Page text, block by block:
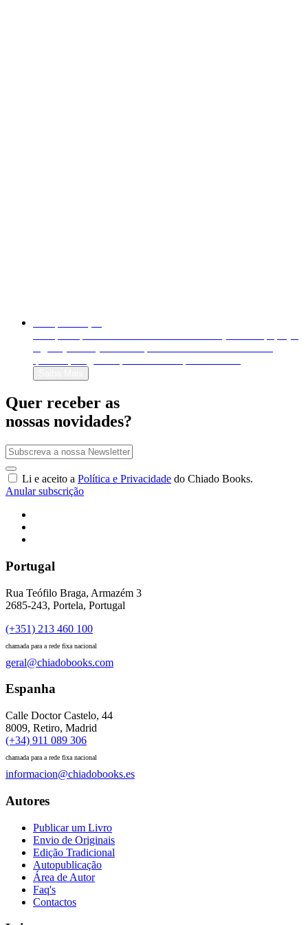
Quer receber as
nossas novidades?
Li e aceito a Política e Privacidade do Chiado Books.
Anular subscrição
Portugal
Rua Teófilo Braga, Armazém 3
2685-243, Portela, Portugal
(+351) 213 460 100
chamada para a rede fixa nacional
geral@chiadobooks.com
Espanha
Calle Doctor Castelo, 44
8009, Retiro, Madrid
(+34) 911 089 306
chamada para a rede fixa nacional
informacion@chiadobooks.es
Autores
Publicar um Livro
Envio de Originais
Edição Tradicional
Autopublicação
Área de Autor
Faq's
Contactos